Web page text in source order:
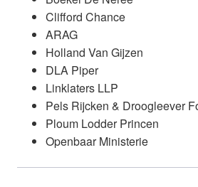
Clifford Chance
ARAG
Holland Van Gijzen
DLA Piper
Linklaters LLP
Pels Rijcken & Droogleever
Ploum Lodder Princen
Openbaar Ministerie